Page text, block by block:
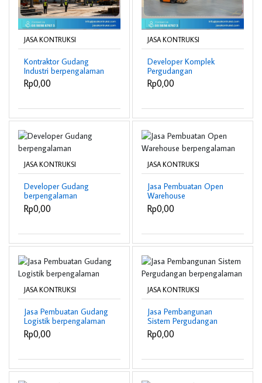
JASA KONTRUKSI
Kontraktor Gudang
Industri berpengalaman
Rp0,00
JASA KONTRUKSI
Developer Komplek
Pergudangan
berpengalaman
Rp0,00
JASA KONTRUKSI
Developer Gudang
berpengalaman
Rp0,00
JASA KONTRUKSI
Jasa Pembuatan Open
Warehouse
berpengalaman
Rp0,00
JASA KONTRUKSI
Jasa Pembuatan Gudang
Logistik berpengalaman
Rp0,00
JASA KONTRUKSI
Jasa Pembangunan
Sistem Pergudangan
berpengalaman
Rp0,00